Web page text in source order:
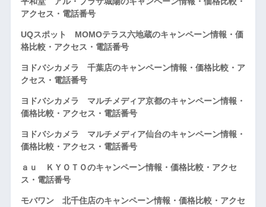
アクセス・電話番号
UQスポット MOMOテラス六地蔵のキャンペーン情報・価
格比較・アクセス・電話番号
ヨドバシカメラ 千葉店のキャンペーン情報・価格比較・ア
クセス・電話番号
ヨドバシカメラ マルチメディア京都のキャンペーン情報・
価格比較・アクセス・電話番号
ヨドバシカメラ マルチメディア仙台のキャンペーン情報・
価格比較・アクセス・電話番号
ａｕ ＫＹＯＴＯのキャンペーン情報・価格比較・アクセ
ス・電話番号
モバワン 北千住店のキャンペーン情報・価格比較・アクセ